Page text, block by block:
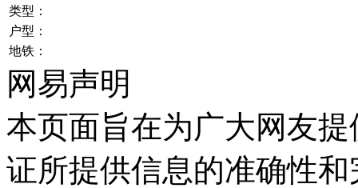
类型：
户型：
地铁：
网易声明
本页面旨在为广大网友
证所提供信息的准确性